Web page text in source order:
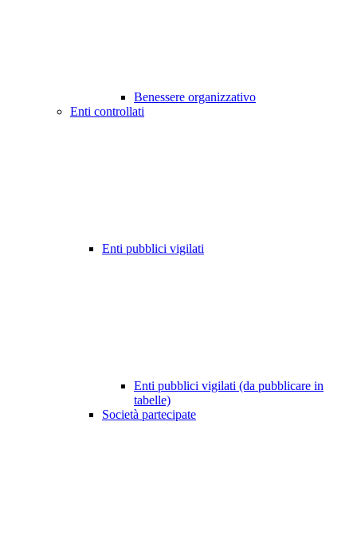
Benessere organizzativo
Enti controllati
Enti pubblici vigilati
Enti pubblici vigilati (da pubblicare in
tabelle)
Società partecipate